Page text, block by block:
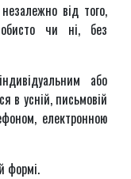
від того,
чи ні, без
або
в усній, письмовій
електронною
формі.